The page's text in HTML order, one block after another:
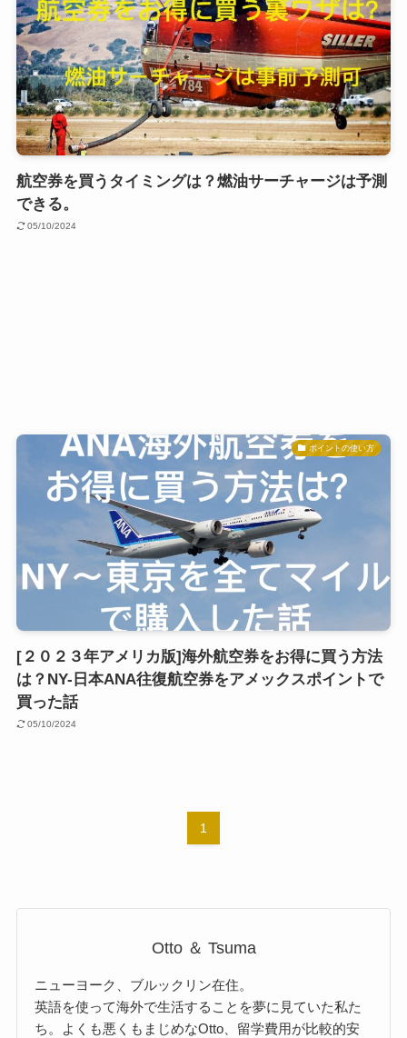
航空券を買うタイミングは？燃油サーチャージは予測
できる。
05/10/2024
ポイントの使い方
[２０２３年アメリカ版]海外航空券をお得に買う方法
は？NY-日本ANA往復航空券をアメックスポイントで
買った話
05/10/2024
1
Otto ＆ Tsuma
ニューヨーク、ブルックリン在住。
英語を使って海外で生活することを夢に見ていた私た
ち。よくも悪くもまじめなOtto、留学費用が比較的安